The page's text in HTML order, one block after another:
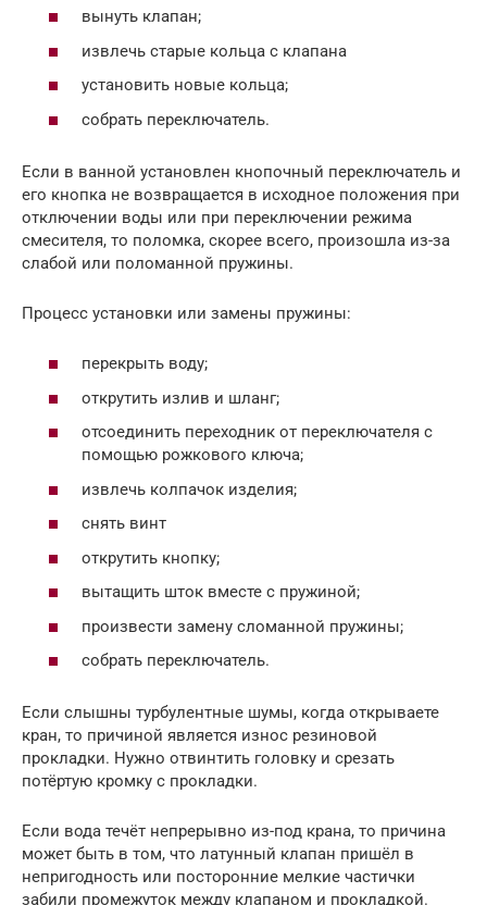
вынуть клапан;
извлечь старые кольца с клапана
установить новые кольца;
собрать переключатель.
Если в ванной установлен кнопочный переключатель и
его кнопка не возвращается в исходное положения при
отключении воды или при переключении режима
смесителя, то поломка, скорее всего, произошла из-за
слабой или поломанной пружины.
Процесс установки или замены пружины:
перекрыть воду;
открутить излив и шланг;
отсоединить переходник от переключателя с
помощью рожкового ключа;
извлечь колпачок изделия;
снять винт
открутить кнопку;
вытащить шток вместе с пружиной;
произвести замену сломанной пружины;
собрать переключатель.
Если слышны турбулентные шумы, когда открываете
кран, то причиной является износ резиновой
прокладки. Нужно отвинтить головку и срезать
потёртую кромку с прокладки.
Если вода течёт непрерывно из-под крана, то причина
может быть в том, что латунный клапан пришёл в
непригодность или посторонние мелкие частички
забили промежуток между клапаном и прокладкой.